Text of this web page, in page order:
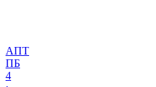
АПТ
ПБ
4